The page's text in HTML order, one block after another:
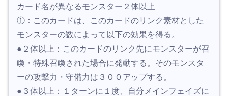
カード名が異なるモンスター２体以上
①：このカードは、このカードのリンク素材とした
モンスターの数によって以下の効果を得る。
●２体以上：このカードのリンク先にモンスターが召
喚・特殊召喚された場合に発動する。そのモンスタ
ーの攻撃力・守備力は３００アップする。
●３体以上：１ターンに１度、自分メインフェイズに